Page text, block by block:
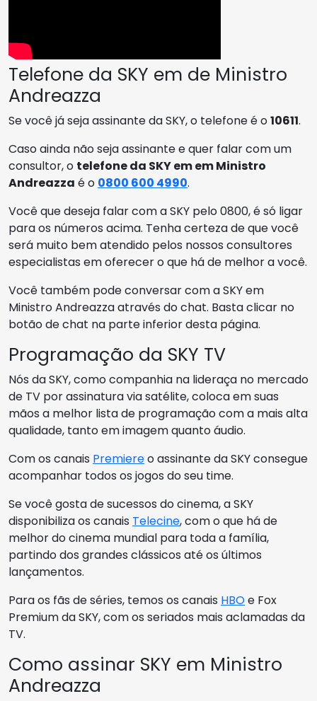
Telefone da SKY em de Ministro
Andreazza
Se você já seja assinante da SKY, o telefone é o10611.
Caso ainda não seja assinante e quer falar com um
consultor, o telefone da SKY em em Ministro
Andreazza é o 0800 600 4990.
Você que deseja falar com a SKY pelo 0800, é só ligar
para os números acima. Tenha certeza de que você
será muito bem atendido pelos nossos consultores
especialistas em oferecer o que há de melhor a você.
Você também pode conversar com a SKY em
Ministro Andreazza através do chat. Basta clicar no
botão de chat na parte inferior desta página.
Programação da SKY TV
Nós da SKY, como companhia na lideraça no mercado
de TV por assinatura via satélite, coloca em suas
mãos a melhor lista de programação com a mais alta
qualidade, tanto em imagem quanto áudio.
Com os canais Premiereo assinante da SKY consegue
acompanhar todos os jogos do seu time.
Se você gosta de sucessos do cinema, a SKY
disponibiliza os canais Telecine, com o que há de
melhor do cinema mundial para toda a família,
partindo dos grandes clássicos até os últimos
lançamentos.
Para os fãs de séries, temos os canais HBOe Fox
Premium da SKY, com os seriados mais aclamadas da
TV.
Como assinar SKY em Ministro
Andreazza